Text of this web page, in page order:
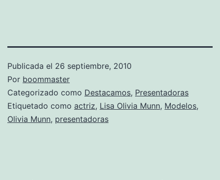
Publicada el 26 septiembre, 2010
Por boommaster
Categorizado como Destacamos, Presentadoras
Etiquetado como actriz, Lisa Olivia Munn, Modelos,
Olivia Munn, presentadoras